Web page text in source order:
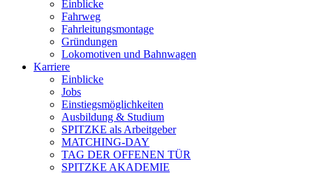
Einblicke
Fahrweg
Fahrleitungsmontage
Gründungen
Lokomotiven und Bahnwagen
Karriere
Einblicke
Jobs
Einstiegsmöglichkeiten
Ausbildung & Studium
SPITZKE als Arbeitgeber
MATCHING-DAY
TAG DER OFFENEN TÜR
SPITZKE AKADEMIE